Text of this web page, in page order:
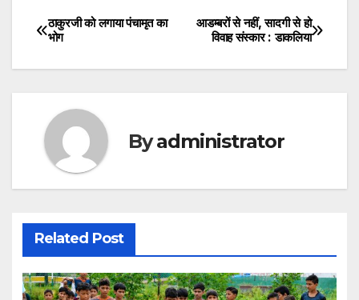
Post
navigation
आडम्बरों से नहीं, सादगी से हो
विवाह संस्कार : डाकलिया
ठाकुरजी को लगाया पंचामृत का
भोग
Byadministrator
Related Post